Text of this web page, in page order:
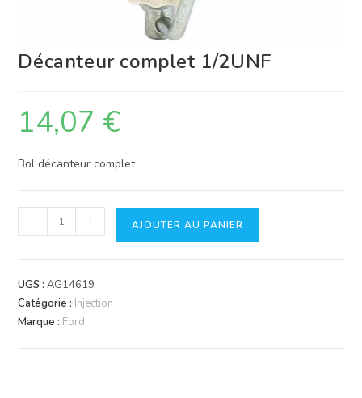
Décanteur complet 1/2UNF
14,07 €
Bol décanteur complet
quantité
de
complet
1/2UNF
- + AJOUTER AU PANIER
UGS :AG14619
Catégorie : Injection
Marque : Ford